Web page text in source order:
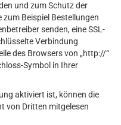
und zum Schutz der
Beispiel Bestellungen
senden, eine SSL-
Verbindung
des Browsers von „http://“
Symbol in Ihrer
aktiviert ist, können die
von Dritten mitgelesen